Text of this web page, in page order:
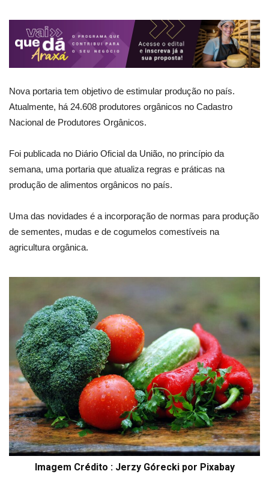
Nova portaria tem objetivo de estimular produção no país.
Atualmente, há 24.608 produtores orgânicos no Cadastro
Nacional de Produtores Orgânicos.
Foi publicada no Diário Oficial da União, no princípio da
semana, uma portaria que atualiza regras e práticas na
produção de alimentos orgânicos no país.
Uma das novidades é a incorporação de normas para produção
de sementes, mudas e de cogumelos comestíveis na
agricultura orgânica.
Imagem Crédito : Jerzy Górecki por Pixabay